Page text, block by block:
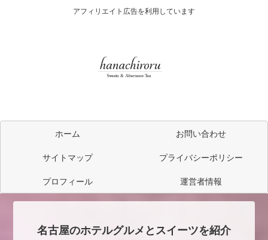
アフィリエイト広告を利用しています
ホーム
お問い合わせ
サイトマップ
プライバシーポリシー
プロフィール
運営者情報
名古屋のホテルグルメとスイーツを紹介